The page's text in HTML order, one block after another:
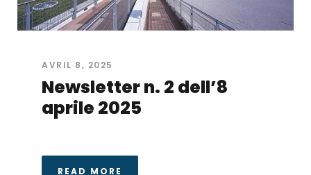
AVRIL 8, 2025
Newsletter n. 2 dell’8
aprile 2025
READ MORE